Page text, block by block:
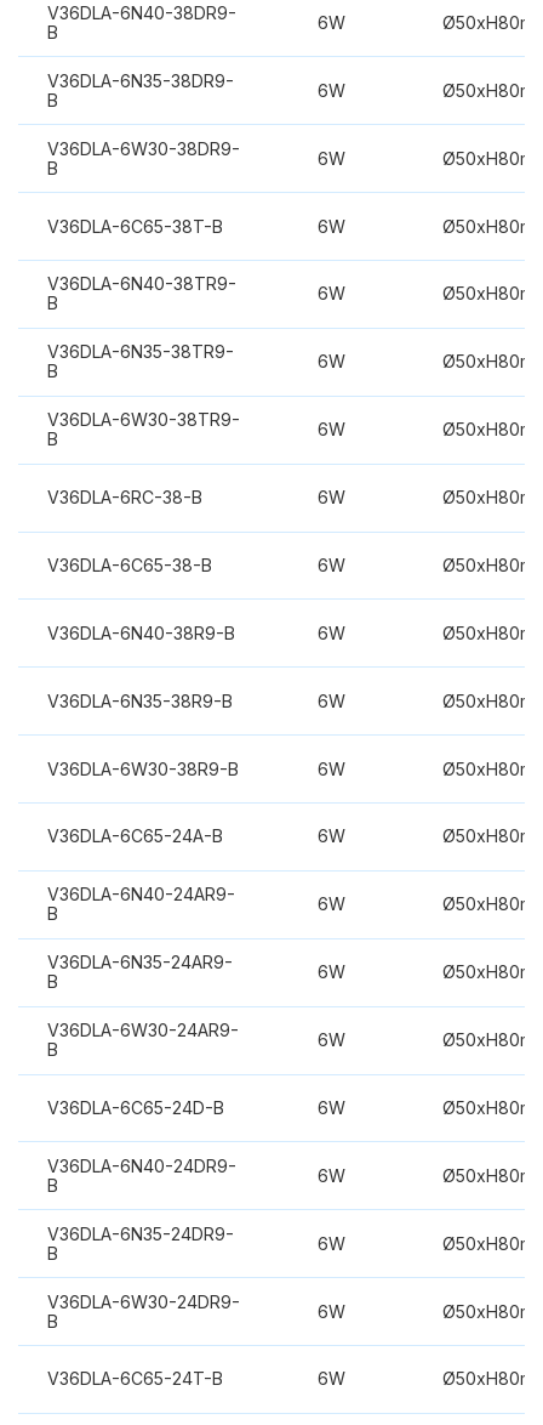
V36DLA-6N40-38DR9-
B
6W
V36DLA-6N35-38DR9-
B
6W
V36DLA-6W30-38DR9-
B
6W
V36DLA-6C65-38T-B 6W
V36DLA-6N40-38TR9-
B
6W
V36DLA-6N35-38TR9-
B
6W
V36DLA-6W30-38TR9-
B
6W
V36DLA-6RC-38-B 6W
V36DLA-6C65-38-B 6W
V36DLA-6N40-38R9-B 6W
V36DLA-6N35-38R9-B 6W
V36DLA-6W30-38R9-B 6W
V36DLA-6C65-24A-B 6W
V36DLA-6N40-24AR9-
B
6W
V36DLA-6N35-24AR9-
B
6W
V36DLA-6W30-24AR9-
B
6W
V36DLA-6C65-24D-B 6W
V36DLA-6N40-24DR9-
B
6W
V36DLA-6N35-24DR9-
B
6W
V36DLA-6W30-24DR9-
B
6W
V36DLA-6C65-24T-B 6W